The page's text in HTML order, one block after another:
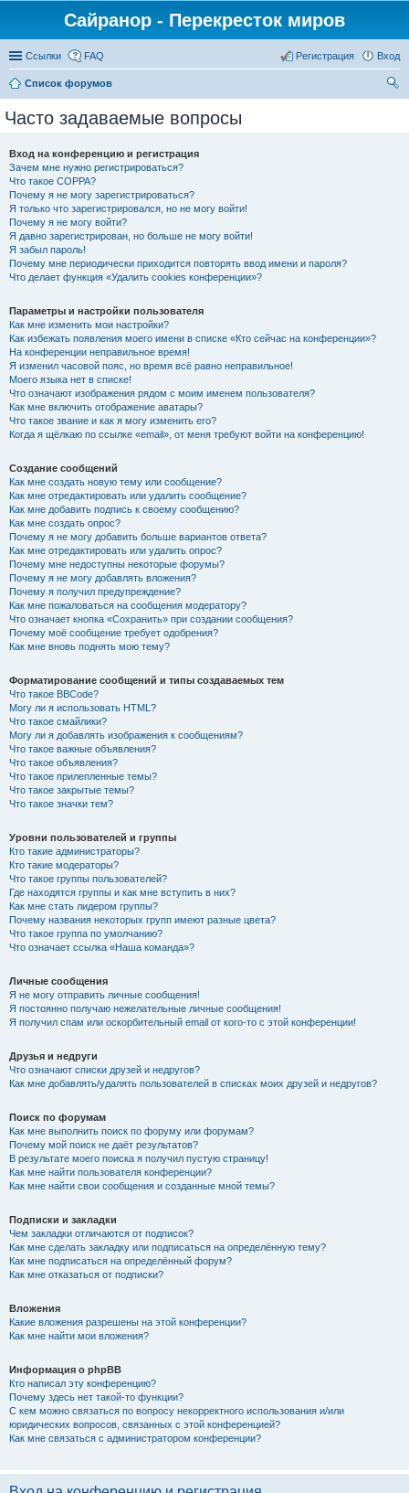
Сайранор - Перекресток миров
Ссылки FAQ Вход
Регистрация
Список форумов
Часто задаваемые вопросы
Вход на конференцию и регистрация
Зачем мне нужно регистрироваться?
Что такое COPPA?
Почему я не могу зарегистрироваться?
Я только что зарегистрировался, но не могу войти!
Почему я не могу войти?
Я давно зарегистрирован, но больше не могу войти!
Я забыл пароль!
Почему мне периодически приходится повторять ввод имени и пароля?
Что делает функция «Удалить cookies конференции»?
Параметры и настройки пользователя
Как мне изменить мои настройки?
Как избежать появления моего имени в списке «Кто сейчас на конференции»?
На конференции неправильное время!
Я изменил часовой пояс, но время всё равно неправильное!
Моего языка нет в списке!
Что означают изображения рядом с моим именем пользователя?
Как мне включить отображение аватары?
Что такое звание и как я могу изменить его?
Когда я щёлкаю по ссылке «email», от меня требуют войти на конференцию!
Создание сообщений
Как мне создать новую тему или сообщение?
Как мне отредактировать или удалить сообщение?
Как мне добавить подпись к своему сообщению?
Как мне создать опрос?
Почему я не могу добавить больше вариантов ответа?
Как мне отредактировать или удалить опрос?
Почему мне недоступны некоторые форумы?
Почему я не могу добавлять вложения?
Почему я получил предупреждение?
Как мне пожаловаться на сообщения модератору?
Что означает кнопка «Сохранить» при создании сообщения?
Почему моё сообщение требует одобрения?
Как мне вновь поднять мою тему?
Форматирование сообщений и типы создаваемых тем
Что такое BBCode?
Могу ли я использовать HTML?
Что такое смайлики?
Могу ли я добавлять изображения к сообщениям?
Что такое важные объявления?
Что такое объявления?
Что такое прилепленные темы?
Что такое закрытые темы?
Что такое значки тем?
Уровни пользователей и группы
Кто такие администраторы?
Кто такие модераторы?
Что такое группы пользователей?
Где находятся группы и как мне вступить в них?
Как мне стать лидером группы?
Почему названия некоторых групп имеют разные цвета?
Что такое группа по умолчанию?
Что означает ссылка «Наша команда»?
Личные сообщения
Я не могу отправить личные сообщения!
Я постоянно получаю нежелательные личные сообщения!
Я получил спам или оскорбительный email от кого-то с этой конференции!
Друзья и недруги
Что означают списки друзей и недругов?
Как мне добавлять/удалять пользователей в списках моих друзей и недругов?
Поиск по форумам
Как мне выполнить поиск по форуму или форумам?
Почему мой поиск не даёт результатов?
В результате моего поиска я получил пустую страницу!
Как мне найти пользователя конференции?
Как мне найти свои сообщения и созданные мной темы?
Подписки и закладки
Чем закладки отличаются от подписок?
Как мне сделать закладку или подписаться на определённую тему?
Как мне подписаться на определённый форум?
Как мне отказаться от подписки?
Вложения
Какие вложения разрешены на этой конференции?
Как мне найти мои вложения?
Информация о phpBB
Кто написал эту конференцию?
Почему здесь нет такой-то функции?
С кем можно связаться по вопросу некорректного использования и/или
юридических вопросов, связанных с этой конференцией?
Как мне связаться с администратором конференции?